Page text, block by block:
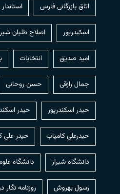
اتاق بازرگانی فارس
اسکندرپور اصلاح طلبان
امید صدیق انتخابات
جمال رازقی حسن روحانی
حیدر اسکندرپور حیدر
حیدرعلی کامیاب حیدر علی
دانشگاه شیراز دانشگاه
رسول بهروش روزنامه نگار